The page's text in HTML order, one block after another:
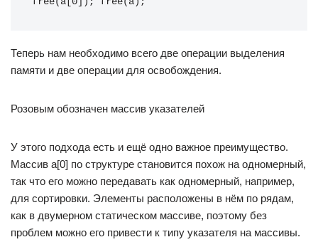
Теперь нам необходимо всего две операции выделения
памяти и две операции для освобождения.
Розовым обозначен массив указателей
У этого подхода есть и ещё одно важное преимущество.
Массив a[0] по структуре становится похож на одномерный,
так что его можно передавать как одномерный, например,
для сортировки. Элементы расположены в нём по рядам,
как в двумерном статическом массиве, поэтому без
проблем можно его привести к типу указателя на массивы.